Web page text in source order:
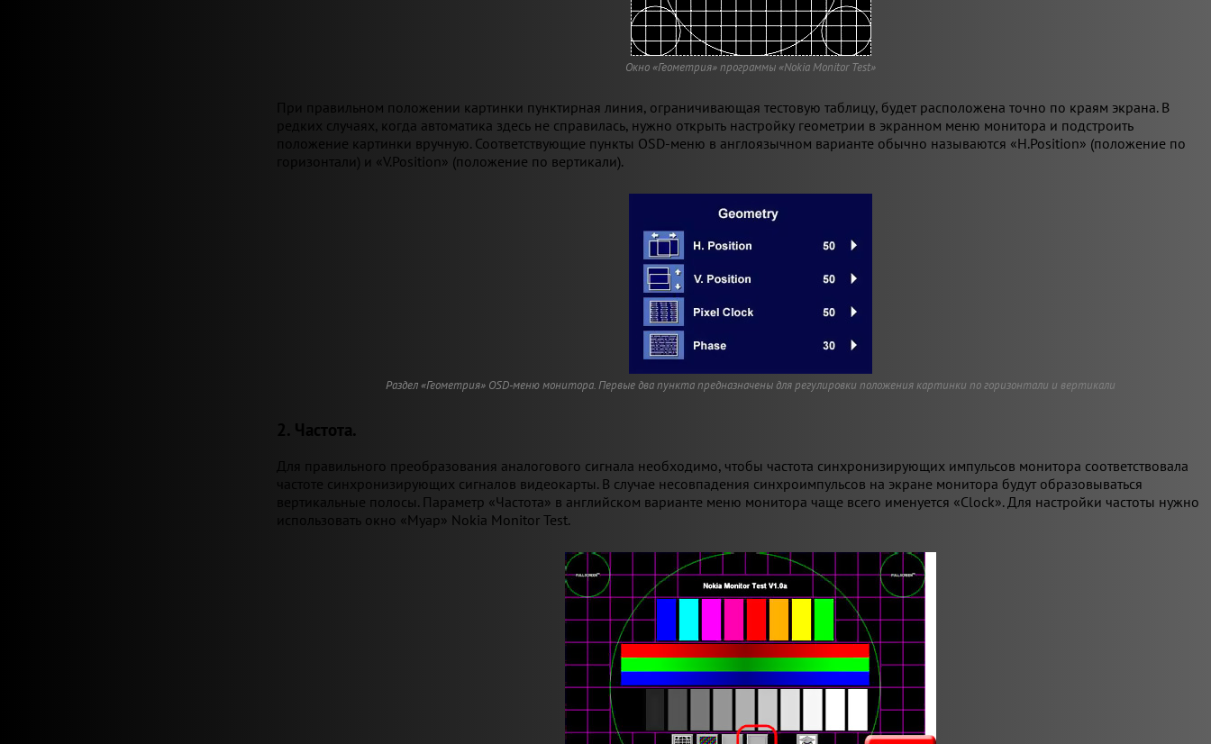
Окно «Геометрия» программы «Nokia Monitor Test»
При правильном положении картинки пунктирная линия, ограничивающая тестовую таблицу, будет расположена точно по краям экрана. В
редких случаях, когда автоматика здесь не справилась, нужно открыть настройку геометрии в экранном меню монитора и подстроить
положение картинки вручную. Соответствующие пункты OSD-меню в англоязычном варианте обычно называются «H.Position» (положение по
горизонтали) и «V.Position» (положение по вертикали).
Раздел «Геометрия» OSD-меню монитора. Первые два пункта предназначены для регулировки положения картинки по горизонтали и вертикали
2. Частота.
Для правильного преобразования аналогового сигнала необходимо, чтобы частота синхронизирующих импульсов монитора соответствовала
частоте синхронизирующих сигналов видеокарты. В случае несовпадения синхроимпульсов на экране монитора будут образовываться
вертикальные полосы. Параметр «Частота» в английском варианте меню монитора чаще всего именуется «Clock». Для настройки частоты нужно
использовать окно «Муар» Nokia Monitor Test.